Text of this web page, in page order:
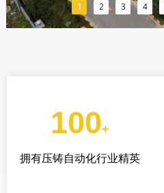
100+
拥有压铸自动化行业精英
1 2 3 4